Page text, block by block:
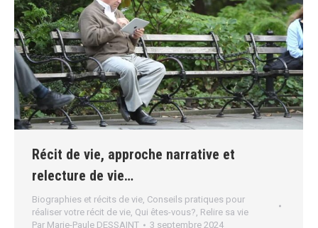
Récit de vie, approche narrative et
relecture de vie…
Biographies et récits de vie, Conseils pratiques pour
réaliser votre récit de vie, Qui êtes-vous?, Relire sa vie
Par Marie-Paule DESSAINT 3 septembre 2024